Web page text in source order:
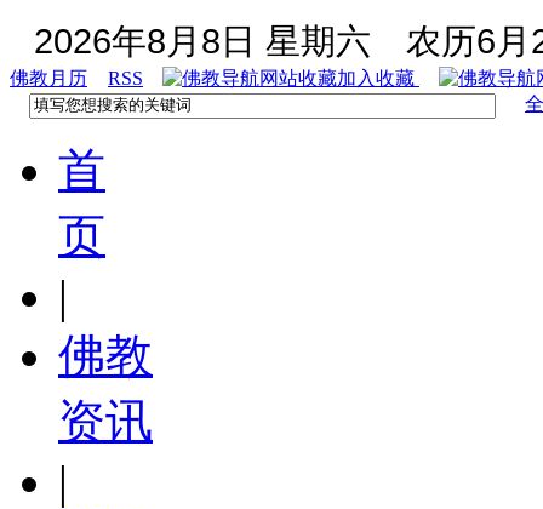
2026年8月8日 星期六 农历6月
佛教月历 RSS
加入收藏
首
页
|
佛教
资讯
|